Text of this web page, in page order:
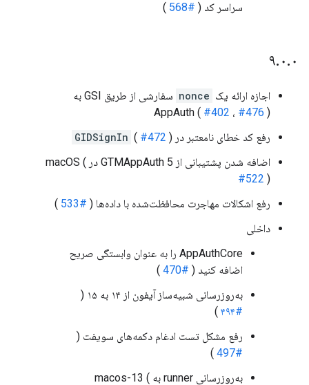
سراسر کد ( #568
)
۹.۰.۰
اجازه ارائه یک nonce
سفارشی از طریق GSI به
AppAuth ( #402 ، #476 )
رفع کد خطای نامعتبر در
GIDSignIn ( #472 )
اضافه شدن پشتیبانی از GTMAppAuth 5 در macOS (
#522 )
رفع اشکالات مهاجرت محافظت‌شده با داده‌ها ( #533
)
داخلی
AppAuthCore را به عنوان وابستگی صریح
اضافه کنید ( #470
)
به‌روزرسانی شبیه‌ساز آیفون از ۱۴ به ۱۵ (
#۴۹۴
)
رفع مشکل تست ادغام دکمه‌های سویفت (
#497
)
به‌روزرسانی runner به macos-13 (